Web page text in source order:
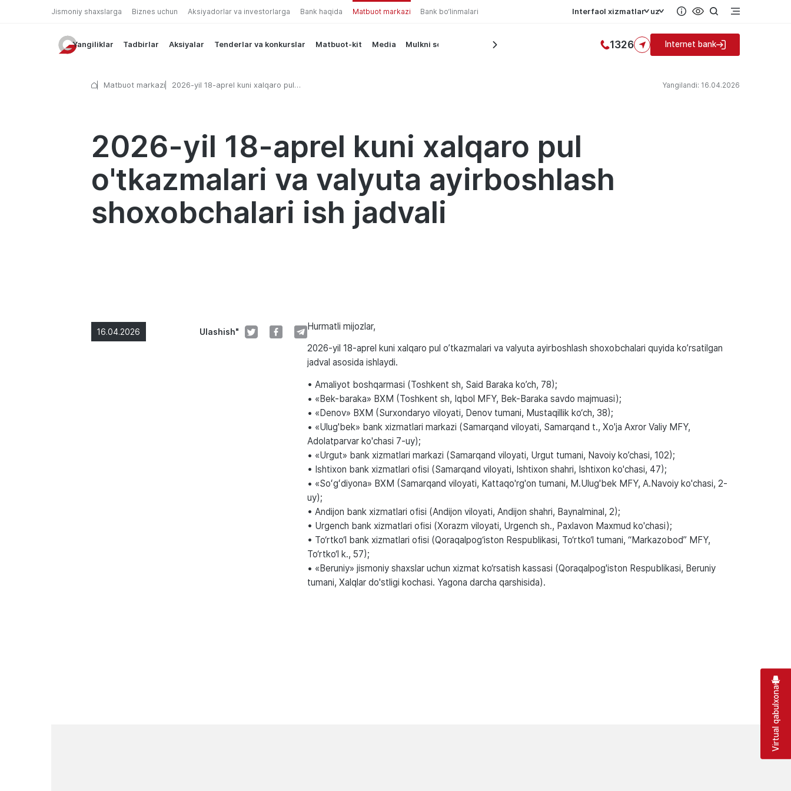
Jismoniy shaxslarga Biznes uchun Aksiyadorlar va investorlarga Bank haqida Matbuot markazi Bank bo‘linmalari Interfaol xizmatlar uz
Yangiliklar Tadbirlar Aksiyalar Tenderlar va konkurslar Matbuot-kit Media Mulkni sotish 1326 Internet bank
Matbuot markazi
2026-yil 18-aprel kuni xalqaro pul
Yangilandi: 16.04.2026
2026-yil 18-aprel kuni xalqaro pul
o'tkazmalari va valyuta ayirboshlash
shoxobchalari ish jadvali
16.04.2026 Ulashish"
Hurmatli mijozlar,
2026-yil 18-aprel kuni xalqaro pul o’tkazmalari va valyuta ayirboshlash shoxobchalari quyida ko’rsatilgan
jadval asosida ishlaydi.
• Amaliyot boshqarmasi (Toshkent sh, Said Baraka ko’ch, 78);
• «Bek-baraka» BXM (Toshkent sh, Iqbol MFY, Bek-Baraka savdo majmuasi);
• «Denov» BXM (Surxondaryo viloyati, Denov tumani, Mustaqillik ko‘ch, 38);
• «Ulug'bek» bank xizmatlari markazi (Samarqand viloyati, Samarqand t., Xo'ja Axror Valiy MFY,
Adolatparvar ko'chasi 7-uy);
• «Urgut» bank xizmatlari markazi (Samarqand viloyati, Urgut tumani, Navoiy ko’chasi, 102);
• Ishtixon bank xizmatlari ofisi (Samarqand viloyati, Ishtixon shahri, Ishtixon ko'chasi, 47);
• «Soʻgʻdiyona» BXM (Samarqand viloyati, Kattaqo'rg'on tumani, M.Ulug'bek MFY, A.Navoiy ko'chasi, 2-
uy);
• Andijon bank xizmatlari ofisi (Andijon viloyati, Andijon shahri, Baynalminal, 2);
• Urgench bank xizmatlari ofisi (Xorazm viloyati, Urgench sh., Paxlavon Maxmud ko'chasi);
• To‘rtko‘l bank xizmatlari ofisi (Qoraqalpog‘iston Respublikasi, To‘rtko‘l tumani, “Markazobod” MFY,
To‘rtko‘l k., 57);
• «Beruniy» jismoniy shaxslar uchun xizmat ko‘rsatish kassasi (Qoraqalpog'iston Respublikasi, Beruniy
tumani, Xalqlar do'stligi kochasi. Yagona darcha qarshisida).
Virtual qabulxona